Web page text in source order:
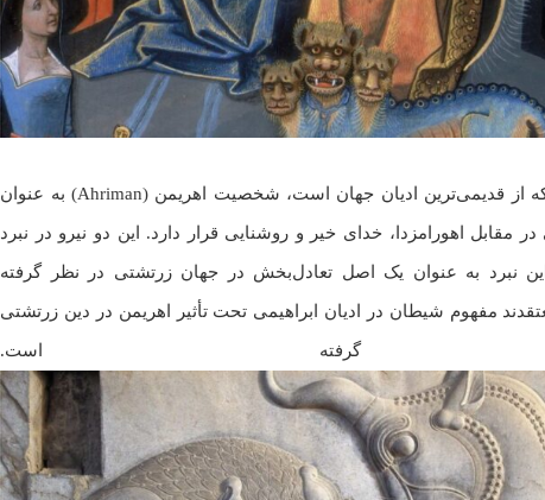
در دین زرتشتی، که از قدیمی‌ترین ادیان جهان است، شخصیت اهریمن (Ahriman) به عنوان
مقابل اهورامزدا، خدای خیر و روشنایی قرار دارد. این دو نیرو در نبرد
نبرد به عنوان یک اصل تعادل‌بخش در جهان زرتشتی در نظر گرفته
مفهوم شیطان در ادیان ابراهیمی تحت تأثیر اهریمن در دین زرتشتی
گرفته است.